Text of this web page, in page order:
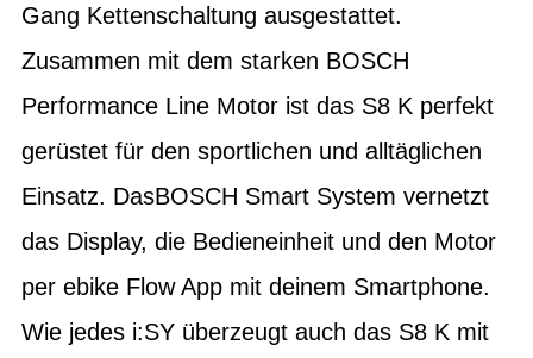
Gang Kettenschaltung ausgestattet.
Zusammen mit dem starken BOSCH
Performance Line Motor ist das S8 K perfekt
gerüstet für den sportlichen und alltäglichen
Einsatz. DasBOSCH Smart System vernetzt
das Display, die Bedieneinheit und den Motor
per ebike Flow App mit deinem Smartphone.
Wie jedes i:SY überzeugt auch das S8 K mit